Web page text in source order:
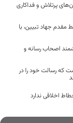
پرتلاش و فداکاری
جهاد تبیین، با
اصحاب رسانه و
که رسالت خود را در
اخلاقی ندارد